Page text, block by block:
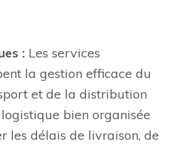
: Les services
la gestion efficace du
et de la distribution
bien organisée
les délais de livraison, de